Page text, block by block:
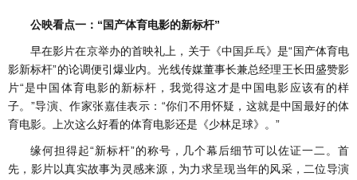
公映看点一：“国产体育电影的新标杆”
早在影片在京举办的首映礼上，关于《中国乒乓》是“国产体育电
影新标杆”的论调便引爆业内。光线传媒董事长兼总经理王长田盛赞影
片“是中国体育电影的新标杆，我觉得这才是中国电影应该有的样
子。”导演、作家张嘉佳表示：“你们不用怀疑，这就是中国最好的体
育电影。上次这么好看的体育电影还是《少林足球》。”
缘何担得起“新标杆”的称号，几个幕后细节可以佐证一二。首
先，影片以真实故事为灵感来源，为力求呈现当年的风采，二位导演